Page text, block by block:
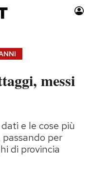
Idee
Boomer!
messi
e le cose più
passando per
di provincia